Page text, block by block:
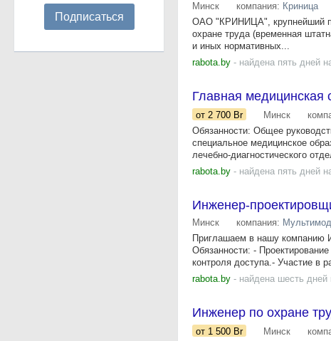
Минск компания: Криница
ОАО "КРИНИЦА", крупнейший
охране труда (временная
и иных нормативных...
rabota.by - найдена пять дней
Главная медицинская
от 2 700 Br Минск
Обязанности: Общее
специальное медицинское
лечебно-диагностического
rabota.by - найдена пять дней
Инженер-
Минск компания:
Приглашаем в нашу компанию
Обязанности: -
контроля доступа.- Участие в
rabota.by - найдена шесть дней
Инженер по охране
от 1 500 Br Минск
Подписаться